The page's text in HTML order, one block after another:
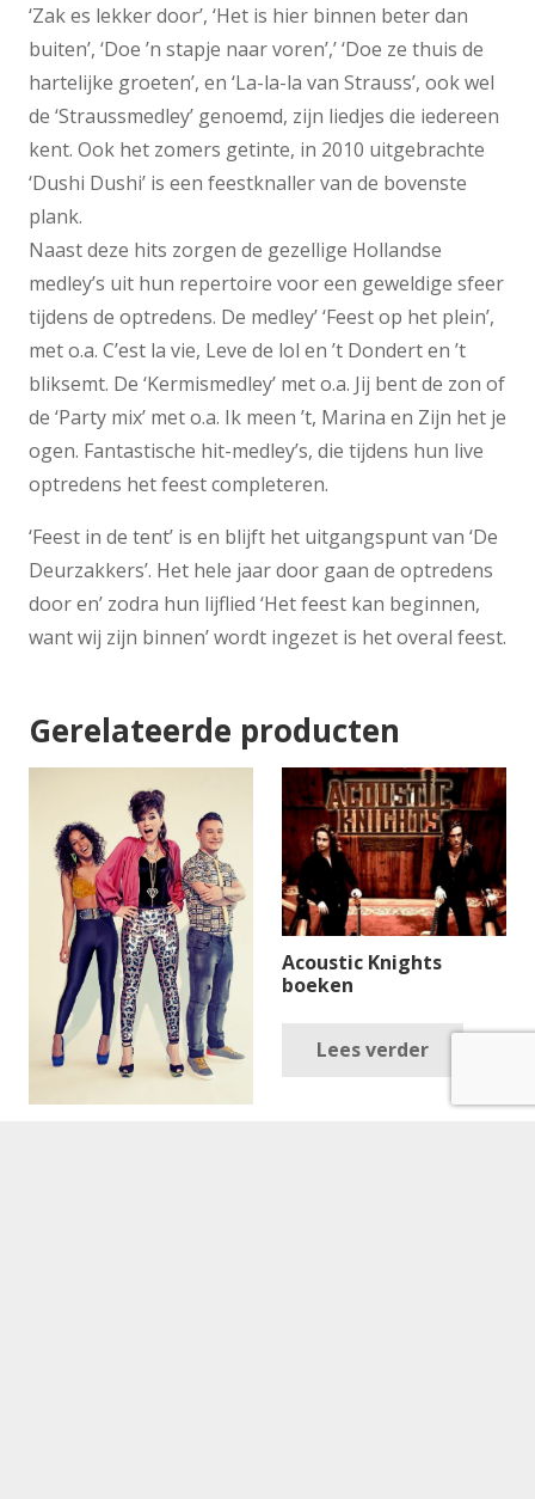
‘Zak es lekker door’, ‘Het is hier binnen beter dan
buiten’, ‘Doe ’n stapje naar voren’,’ ‘Doe ze thuis de
hartelijke groeten’, en ‘La-la-la van Strauss’, ook wel
de ‘Straussmedley’ genoemd, zijn liedjes die iedereen
kent. Ook het zomers getinte, in 2010 uitgebrachte
‘Dushi Dushi’ is een feestknaller van de bovenste
plank.
Naast deze hits zorgen de gezellige Hollandse
medley’s uit hun repertoire voor een geweldige sfeer
tijdens de optredens. De medley’ ‘Feest op het plein’,
met o.a. C’est la vie, Leve de lol en ’t Dondert en ’t
bliksemt. De ‘Kermismedley’ met o.a. Jij bent de zon of
de ‘Party mix’ met o.a. Ik meen ’t, Marina en Zijn het je
ogen. Fantastische hit-medley’s, die tijdens hun live
optredens het feest completeren.
‘Feest in de tent’ is en blijft het uitgangspunt van ‘De
Deurzakkers’. Het hele jaar door gaan de optredens
door en’ zodra hun lijflied ‘Het feest kan beginnen,
want wij zijn binnen’ wordt ingezet is het overal feest.
Gerelateerde producten
Acoustic Knights
boeken
Lees verder